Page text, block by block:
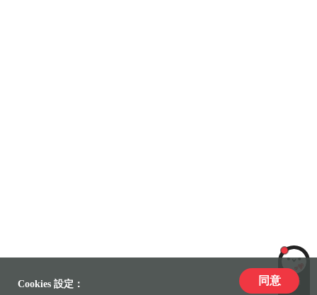
LiLi
Cookies 設定： 同意